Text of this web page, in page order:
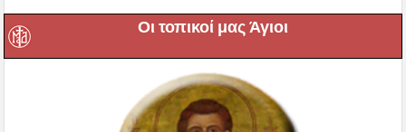
Οι τοπικοί μας Άγιοι